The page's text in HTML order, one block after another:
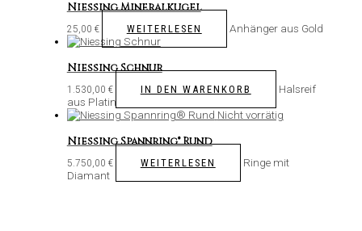
Niessing Mineralkugel
25,00 € WEITERLESEN Anhänger aus Gold
Niessing Schnur
1.530,00 € IN DEN WARENKORB
Halsreif
aus Platin
Nicht vorrätig
Niessing Spannring® Rund
5.750,00 € WEITERLESEN
Ringe mit
Diamant